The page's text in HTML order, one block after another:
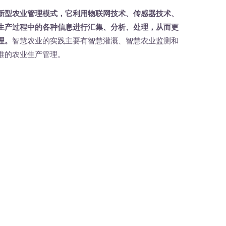
农业管理模式，它利用物联网技术、传感器技术、
过程中的各种信息进行汇集、分析、处理，从而更
智慧农业的实践主要有智慧灌溉、智慧农业监测和
农业生产管理。